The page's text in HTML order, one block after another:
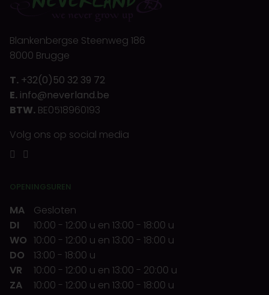
Blankenbergse Steenweg 186
8000 Brugge
T. +32(0)50 32 39 72
E. info@neverland.be
BTW. BE0518960193
Volg ons op social media
OPENINGSUREN
MA
Gesloten
DI
10:00 - 12:00 u en 13:00 - 18:00 u
WO 10:00 - 12:00 u en 13:00 - 18:00 u
DO
13:00 - 18:00 u
VR
10:00 - 12:00 u en 13:00 - 20:00 u
ZA
10:00 - 12:00 u en 13:00 - 18:00 u